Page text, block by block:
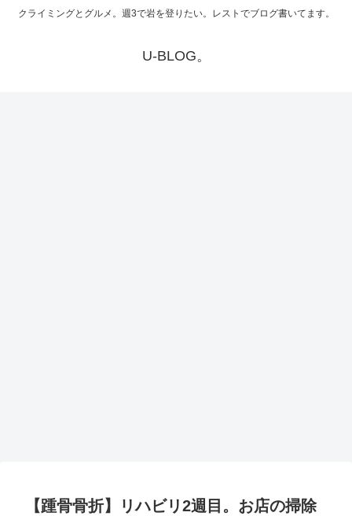
クライミングとグルメ。週3で岩を登りたい。レストでブログ書いてます。
U-BLOG。
【踵骨骨折】リハビリ2週目。お店の掃除